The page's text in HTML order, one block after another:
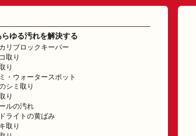
ゆる汚れを解決する
リブロックキーパー
取り
り
・ウォータースポット
シミ取り
り
ルの汚れ
ライトの黄ばみ
取り